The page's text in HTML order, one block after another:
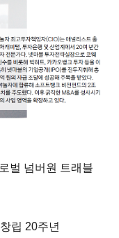
벌 넘버원 트래블
립 20주년